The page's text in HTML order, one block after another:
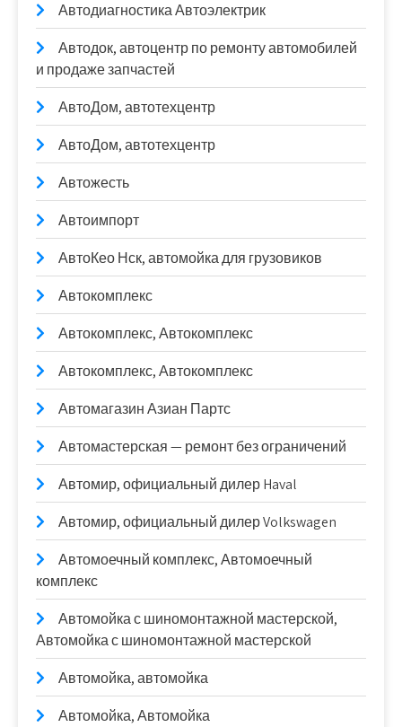
Автодиагностика Автоэлектрик
Автодок, автоцентр по ремонту автомобилей
и продаже запчастей
АвтоДом, автотехцентр
АвтоДом, автотехцентр
Автожесть
Автоимпорт
АвтоКео Нск, автомойка для грузовиков
Автокомплекс
Автокомплекс, Автокомплекс
Автокомплекс, Автокомплекс
Автомагазин Азиан Партс
Автомастерская — ремонт без ограничений
Автомир, официальный дилер Haval
Автомир, официальный дилер Volkswagen
Автомоечный комплекс, Автомоечный
комплекс
Автомойка с шиномонтажной мастерской,
Автомойка с шиномонтажной мастерской
Автомойка, автомойка
Автомойка, Автомойка